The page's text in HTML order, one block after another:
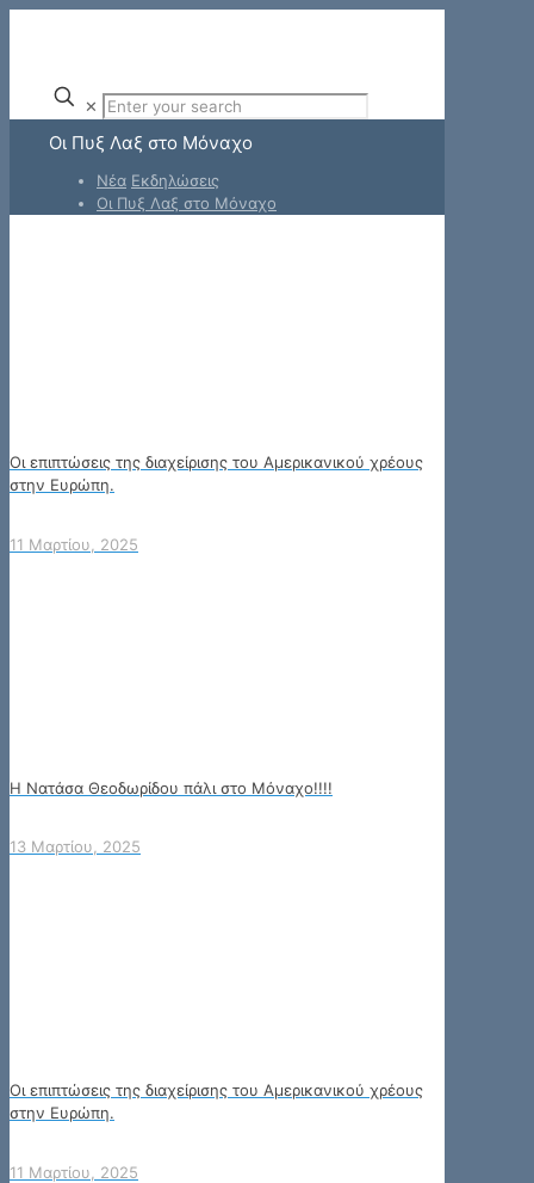
✕
Οι Πυξ Λαξ στο Μόναχο
Νέα Εκδηλώσεις
Οι Πυξ Λαξ στο Μόναχο
Οι επιπτώσεις της διαχείρισης του Αμερικανικού χρέους
στην Ευρώπη.
11 Μαρτίου, 2025
Η Νατάσα Θεοδωρίδου πάλι στο Μόναχο!!!!
13 Μαρτίου, 2025
Οι επιπτώσεις της διαχείρισης του Αμερικανικού χρέους
στην Ευρώπη.
11 Μαρτίου, 2025